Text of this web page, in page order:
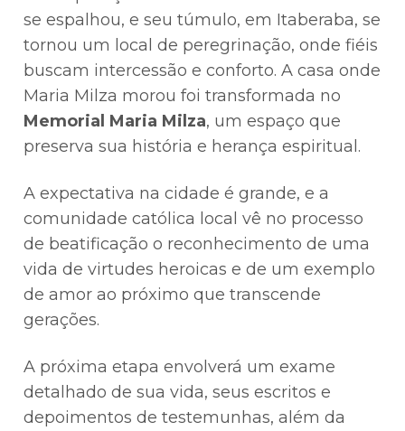
se espalhou, e seu túmulo, em Itaberaba, se
tornou um local de peregrinação, onde fiéis
buscam intercessão e conforto. A casa onde
Maria Milza morou foi transformada no
Memorial Maria Milza, um espaço que
preserva sua história e herança espiritual.
A expectativa na cidade é grande, e a
comunidade católica local vê no processo
de beatificação o reconhecimento de uma
vida de virtudes heroicas e de um exemplo
de amor ao próximo que transcende
gerações.
A próxima etapa envolverá um exame
detalhado de sua vida, seus escritos e
depoimentos de testemunhas, além da